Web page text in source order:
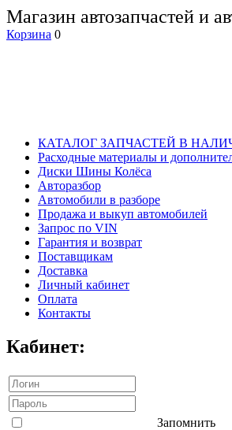
Магазин автозапчастей и
Корзина 0
КАТАЛОГ ЗАПЧАСТЕЙ В
Расходные материалы и
Диски Шины Колёса
Авторазбор
Автомобили в разборе
Продажа и выкуп автомобилей
Запрос по VIN
Гарантия и возврат
Поставщикам
Доставка
Личный кабинет
Оплата
Контакты
Кабинет:
Запомнить